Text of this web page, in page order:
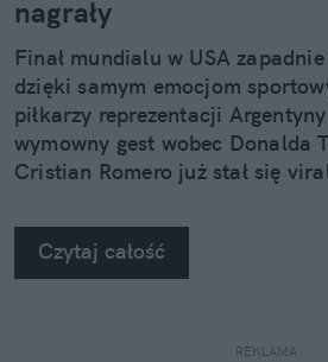
nagrały
Finał mundialu w USA
dzięki samym emocjom
piłkarzy reprezentacji
wymowny gest wobec Donalda
Cristian Romero już stał się
Czytaj całość
REKLAMA